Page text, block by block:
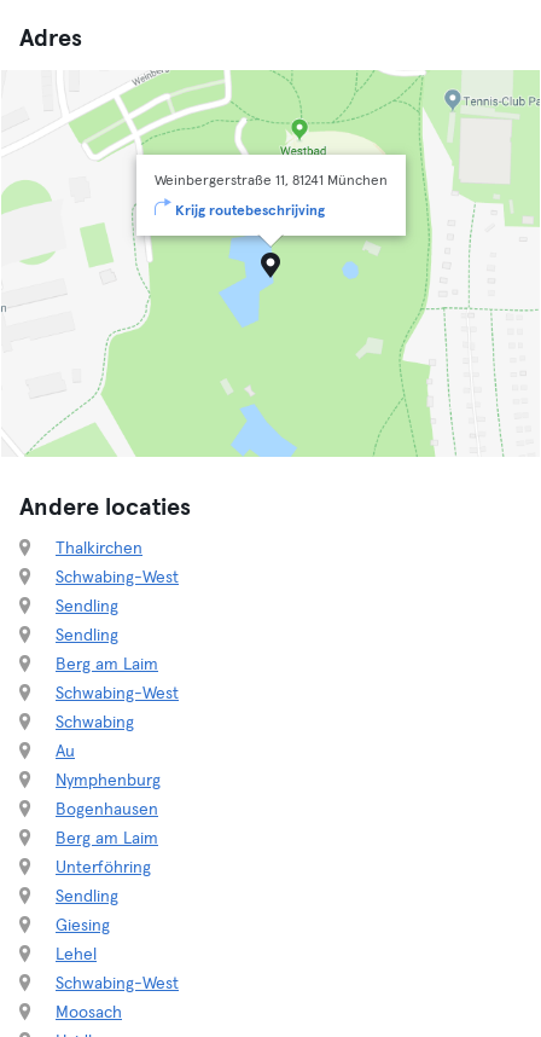
Adres
Weinbergerstraße 11, 81241 München
Krijg routebeschrijving
Andere locaties
Thalkirchen
Schwabing-West
Sendling
Sendling
Berg am Laim
Schwabing-West
Schwabing
Au
Nymphenburg
Bogenhausen
Berg am Laim
Unterföhring
Sendling
Giesing
Lehel
Schwabing-West
Moosach